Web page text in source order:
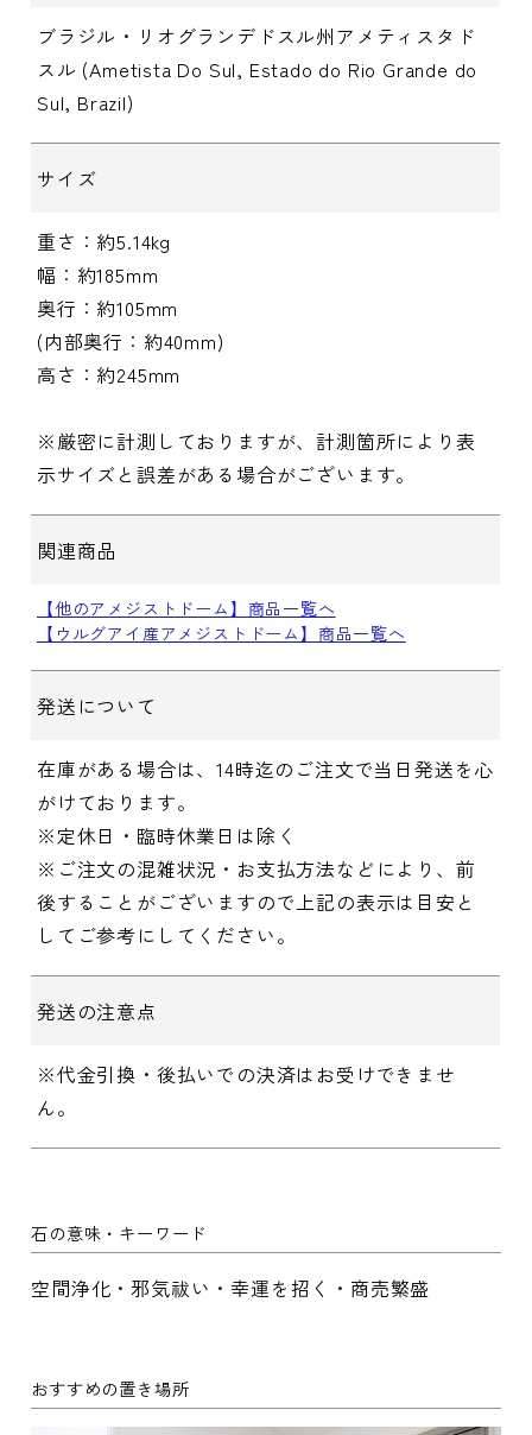
ブラジル・リオグランデドスル州アメティスタド
スル (Ametista Do Sul, Estado do Rio Grande do
Sul, Brazil)
サイズ
重さ：約5.14kg
幅：約185mm
奥行：約105mm
(内部奥行：約40mm)
高さ：約245mm
※厳密に計測しておりますが、計測箇所により表
示サイズと誤差がある場合がございます。
関連商品
【他のアメジストドーム】商品一覧へ
【ウルグアイ産アメジストドーム】商品一覧へ
発送について
在庫がある場合は、14時迄のご注文で当日発送を心
がけております。
※定休日・臨時休業日は除く
※ご注文の混雑状況・お支払方法などにより、前
後することがございますので上記の表示は目安と
してご参考にしてください。
発送の注意点
※代金引換・後払いでの決済はお受けできませ
ん。
石の意味・キーワード
空間浄化・邪気祓い・幸運を招く・商売繁盛
おすすめの置き場所